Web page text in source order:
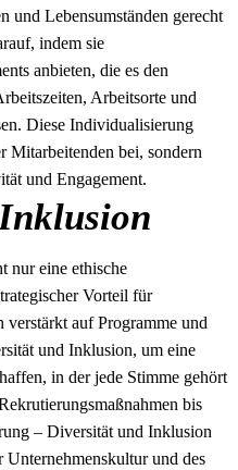
und Lebensumständen gerecht
indem sie
anbieten, die es den
Arbeitsorte und
Diese Individualisierung
Mitarbeitenden bei, sondern
und Engagement.
nur eine ethische
Vorteil für
verstärkt auf Programme und
und Inklusion, um eine
in der jede Stimme gehört
bis
– Diversität und Inklusion
Unternehmenskultur und des